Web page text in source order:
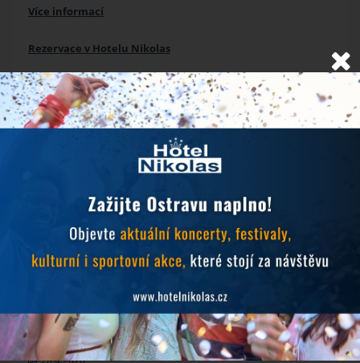
Více informací
Rezervace v Hotelu Nikolas
Objevujte Ostravu během svého pobytu
Prodlužujeme snídaně během hudebních festivalů
Zlatá tretra 2026